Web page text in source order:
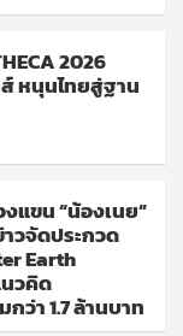
2026
หนุนไทยสู่ฐาน
แขน “น้องเนย”
วจัดประกวด
Earth
วคิด
กว่า 1.7 ล้านบาท